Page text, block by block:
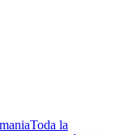
Toda la